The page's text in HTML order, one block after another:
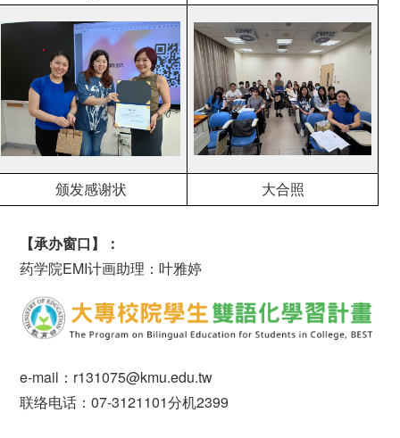
颁发感谢状 大合照
【承办窗口】：
药学院EMI计画助理：叶雅婷
e-mail：r131075@kmu.edu.tw
联络电话：07-3121101分机2399